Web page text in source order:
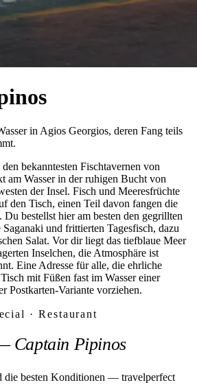
in Agios Georgios, deren Fang teils
bekanntesten Fischtavernen von
am Wasser in der ruhigen Bucht von
der Insel. Fisch und Meeresfrüchte
den Tisch, einen Teil davon fangen die
bestellst hier am besten den gegrillten
und frittierten Tagesfisch, dazu
Salat. Vor dir liegt das tiefblaue Meer
Inselchen, die Atmosphäre ist
Eine Adresse für alle, die ehrliche
mit Füßen fast im Wasser einer
Postkarten-Variante vorziehen.
· Restaurant
Captain Pipinos
die besten Konditionen — travelperfect